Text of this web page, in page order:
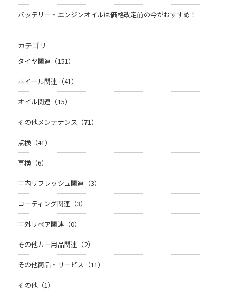
バッテリー・エンジンオイルは価格改定前の今がおすすめ！
カテゴリ
タイヤ関連（151）
ホイール関連（41）
オイル関連（15）
その他メンテナンス（71）
点検（41）
車検（6）
車内リフレッシュ関連（3）
コーティング関連（3）
車外リペア関連（0）
その他カー用品関連（2）
その他商品・サービス（11）
その他（1）